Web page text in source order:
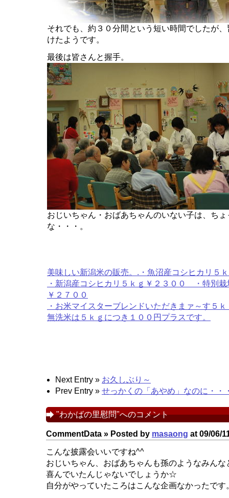
それでも、約３０分間という短い時間でしたが
けたようです。
最後は皆さんと握手。
おじいちゃん・おばあちゃんのいない子は、ち
な・・・。
美味しい新潟米の販売。.・魚沼産コシヒカリ５
・新潟産コシヒカリ５ｋｇ￥２３００ ・特別
￥２７００
・お米マイスターブレンドいただきまァ～す５
無洗米は５ｋｇにつき１００円プラスです。
Next Entry » お久しぶり～
Prev Entry » せっかくの「あやめ」なのに・・
"わかばの里慰問"へのコメント
CommentData » Posted by masaong at 09/06/
こんな披露会いいですね^^
おじいちゃん、おばあちゃんも孫のようなみんな
喜んでいたんじゃないでしょうか☆
自分がやっていたころはこんな企画なかったです